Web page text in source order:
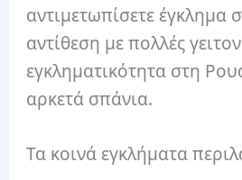
αντιμετωπίσετε έγκλημα
αντίθεση με πολλές
εγκληματικότητα στη
αρκετά σπάνια.
Τα κοινά εγκλήματα